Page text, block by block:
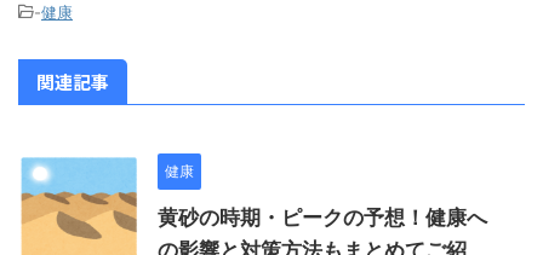
-健康
関連記事
健康
黄砂の時期・ピークの予想！健康へ
の影響と対策方法もまとめてご紹